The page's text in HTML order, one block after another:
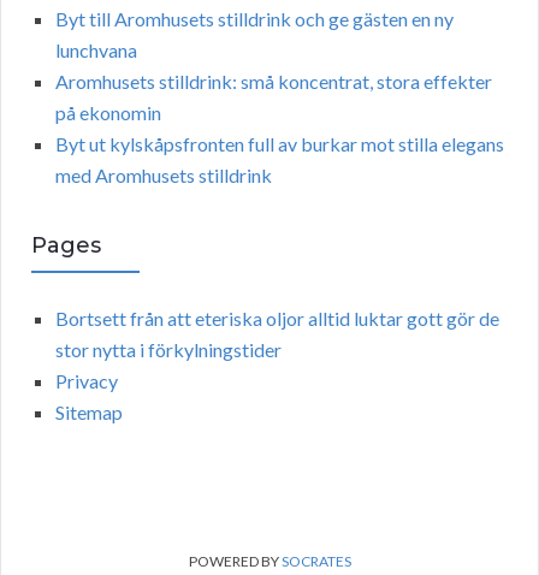
Byt till Aromhusets stilldrink och ge gästen en ny
lunchvana
Aromhusets stilldrink: små koncentrat, stora effekter
på ekonomin
Byt ut kylskåpsfronten full av burkar mot stilla elegans
med Aromhusets stilldrink
Pages
Bortsett från att eteriska oljor alltid luktar gott gör de
stor nytta i förkylningstider
Privacy
Sitemap
POWERED BYSOCRATES